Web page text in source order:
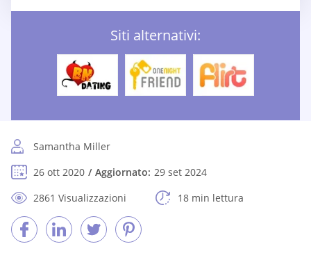
Siti alternativi:
Samantha Miller
26 ott 2020
Aggiornato: 29 set 2024
2861 Visualizzazioni
18 min lettura